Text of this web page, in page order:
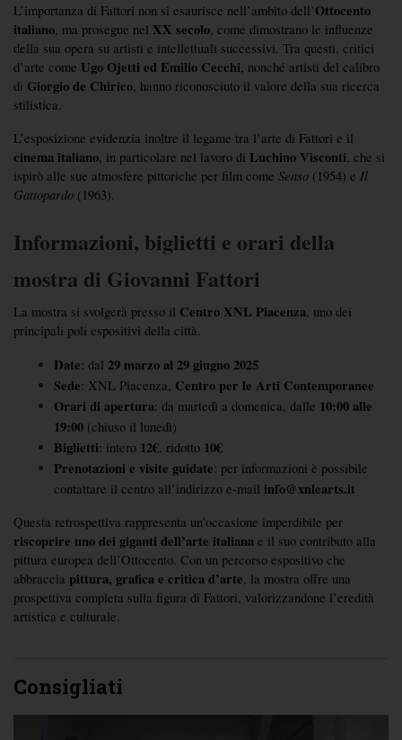
L’importanza di Fattori non si esaurisce nell’ambito dell’Ottocento
italiano, ma prosegue nel XX secolo, come dimostrano le influenze
della sua opera su artisti e intellettuali successivi. Tra questi, critici
d’arte come Ugo Ojetti ed Emilio Cecchi, nonché artisti del calibro
di Giorgio de Chirico, hanno riconosciuto il valore della sua ricerca
stilistica.
cinema italiano, in particolare nel lavoro di Luchino Visconti, che si
ispirò alle sue atmosfere pittoriche per film come Senso (1954) e Il
Gattopardo (1963).
Informazioni, biglietti e orari della
mostra di Giovanni Fattori
La mostra si svolgerà presso il Centro XNL Piacenza, uno dei
principali poli espositivi della città.
Date: dal 29 marzo al 29 giugno 2025
Sede: XNL Piacenza, Centro per le Arti Contemporanee
Orari di apertura: da martedì a domenica, dalle 10:00 alle
19:00 (chiuso il lunedì)
Biglietti: intero 12€, ridotto 10€
Prenotazioni e visite guidate: per informazioni è possibile
contattare il centro all’indirizzo e-mail info@xnlearts.it
riscoprire uno dei giganti dell’arte italiana e il suo contributo alla
pittura europea dell’Ottocento. Con un percorso espositivo che
abbraccia pittura, grafica e critica d’arte, la mostra offre una
prospettiva completa sulla figura di Fattori, valorizzandone l’eredità
artistica e culturale.
Consigliati